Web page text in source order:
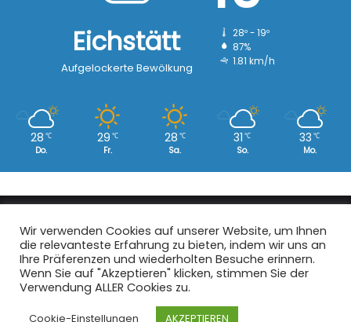
Eichstätt
Aufgelockerte Bewölkung
28º - 19º
87%
1.81 km/h
28 ℃
Do.
29 ℃
Fr.
28 ℃
Sa.
31 ℃
So.
33 ℃
Mo.
Copyright © 2008 - 2026 EI-Live.de
| Alle Rechte vorbehalten.
Start|Datenschutz|Kontakt|Impressum
Facebook
X
Wir verwenden Cookies auf unserer Website, um Ihnen
die relevanteste Erfahrung zu bieten, indem wir uns an
Ihre Präferenzen und wiederholten Besuche erinnern.
Wenn Sie auf "Akzeptieren" klicken, stimmen Sie der
Verwendung ALLER Cookies zu.
Cookie-Einstellungen AKZEPTIEREN